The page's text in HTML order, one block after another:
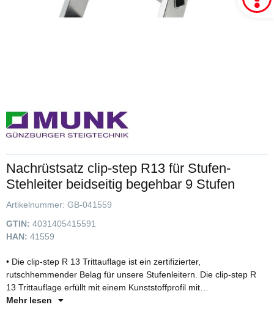
Nachrüstsatz clip-step R13 für Stufen-
Stehleiter beidseitig begehbar 9 Stufen
Artikelnummer: GB-041559
GTIN: 4031405415591
HAN: 41559
• Die clip-step R 13 Trittauflage ist ein zertifizierter,
rutschhemmender Belag für unsere Stufenleitern. Die clip-step R
13 Trittauflage erfüllt mit einem Kunststoffprofil mit
Korundeinstreuung die Vorgaben der Bewertungsgruppe R 13 und
Mehr lesen